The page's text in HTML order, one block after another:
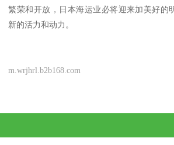
繁荣和开放，日本海运业必将迎来加美好的
新的活力和动力。
m.wrjhrl.b2b168.com